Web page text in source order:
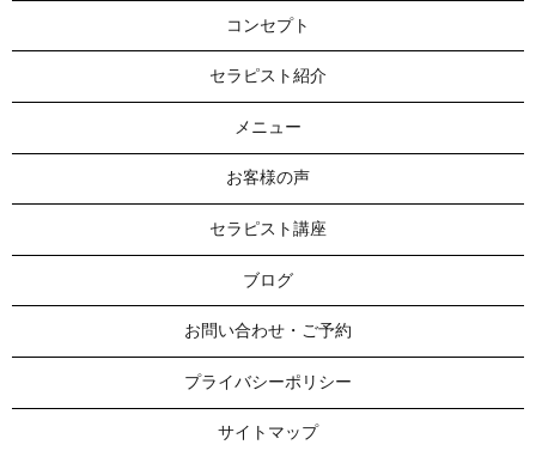
コンセプト
セラピスト紹介
メニュー
お客様の声
セラピスト講座
ブログ
お問い合わせ・ご予約
プライバシーポリシー
サイトマップ